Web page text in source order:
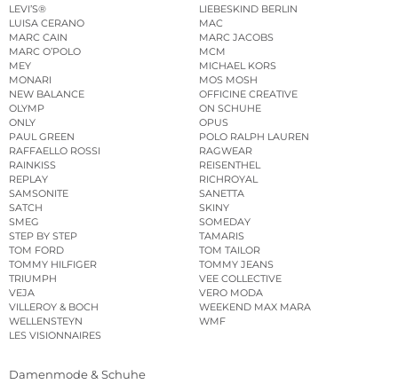
LEVI’S®
LIEBESKIND BERLIN
LUISA CERANO
MAC
MARC CAIN
MARC JACOBS
MARC O’POLO
MCM
MEY
MICHAEL KORS
MONARI
MOS MOSH
NEW BALANCE
OFFICINE CREATIVE
OLYMP
ON SCHUHE
ONLY
OPUS
PAUL GREEN
POLO RALPH LAUREN
RAFFAELLO ROSSI
RAGWEAR
RAINKISS
REISENTHEL
REPLAY
RICHROYAL
SAMSONITE
SANETTA
SATCH
SKINY
SMEG
SOMEDAY
STEP BY STEP
TAMARIS
TOM FORD
TOM TAILOR
TOMMY HILFIGER
TOMMY JEANS
TRIUMPH
VEE COLLECTIVE
VEJA
VERO MODA
VILLEROY & BOCH
WEEKEND MAX MARA
WELLENSTEYN
WMF
LES VISIONNAIRES
Damenmode & Schuhe